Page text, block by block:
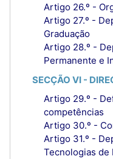
Artigo 26.º -
Artigo 27.º -
Graduação
Artigo 28.º -
Permanente e
SECÇÃO VI -
Artigo 29.º -
competências
Artigo 30.º -
Artigo 31.º -
Tecnologias de